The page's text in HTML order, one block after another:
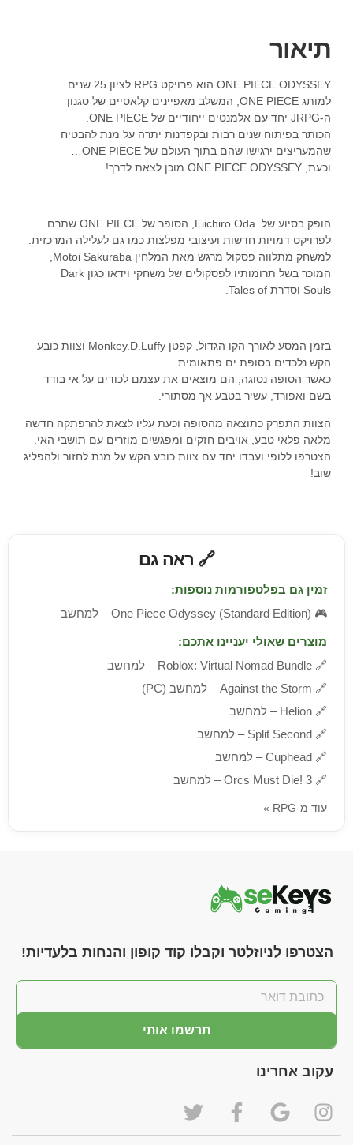
תיאור
ONE PIECE ODYSSEY הוא פרויקט RPG
לציון 25 שנים
למותג ONE PIECE , המשלב מאפיינים קלאסיים של סגנון
ה-JRPG יחד עם אלמנטים ייחודיים של ONE PIECE
הכותר בפיתוח שנים רבות ובקפדנות יתרה על מנת להבטיח
שהמעריצים ירגישו שהם בתוך העולם של ONE PIECE
וכעת, ONE PIECE ODYSSEY מוכן לצאת לדרך!
הופק בסיוע של Eiichiro Oda , הסופר של ONE PIECE שתרם
לפרויקט דמויות חדשות ועיצובי מפלצות כמו גם לעלילה המרכזית.
למשחק מתלווה פסקול מרגש מאת המלחין Motoi Sakuraba
המוכר בשל תרומותיו לפסקולים של משחקי וידאו כגון Dark
Souls וסדרת Tales of
בזמן המסע לאורך הקו הגדול, קפטן Monkey.D.Luffy וצוות כובע
הקש נלכדים בסופת ים פתאומית.
כאשר הסופה נסוגה, הם מוצאים את עצמם לכודים על אי בודד
בשם ואפורד, עשיר בטבע אך מסתורי.
הצוות התפרק כתוצאה מהסופה וכעת עליו לצאת להרפתקה חדשה
מלאה פלאי טבע, אויבים חזקים ומפגשים מוזרים עם תושבי האי.
הצטרפו ללופי ועבדו יחד עם צוות כובע הקש על מנת לחזור ולהפליג
שוב!
🔗 ראה גם
זמין גם בפלטפורמות נוספות:
🎮 One Piece Odyssey (Standard Edition) – למחשב
מוצרים שאולי יעניינו אתכם:
🔗 Roblox: Virtual Nomad Bundle – למחשב
🔗 Against the Storm – למחשב (PC)
🔗 Helion – למחשב
🔗 Split Second – למחשב
🔗 Cuphead – למחשב
🔗 Orcs Must Die! 3 – למחשב
עוד מ-RPG »
הצטרפו לניוזלטר וקבלו קוד קופון והנחות בלעדיות!
תרשמו אותי
עקוב אחרינו